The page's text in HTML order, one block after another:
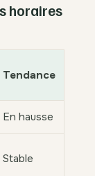
horaires
Tendance
En hausse
Stable